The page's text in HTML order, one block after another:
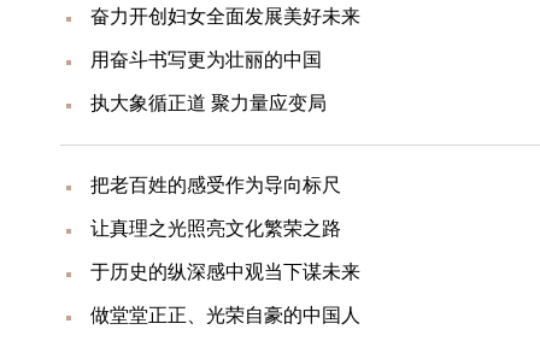
奋力开创妇女全面发展美好未来
用奋斗书写更为壮丽的中国
执大象循正道 聚力量应变局
把老百姓的感受作为导向标尺
让真理之光照亮文化繁荣之路
于历史的纵深感中观当下谋未来
做堂堂正正、光荣自豪的中国人